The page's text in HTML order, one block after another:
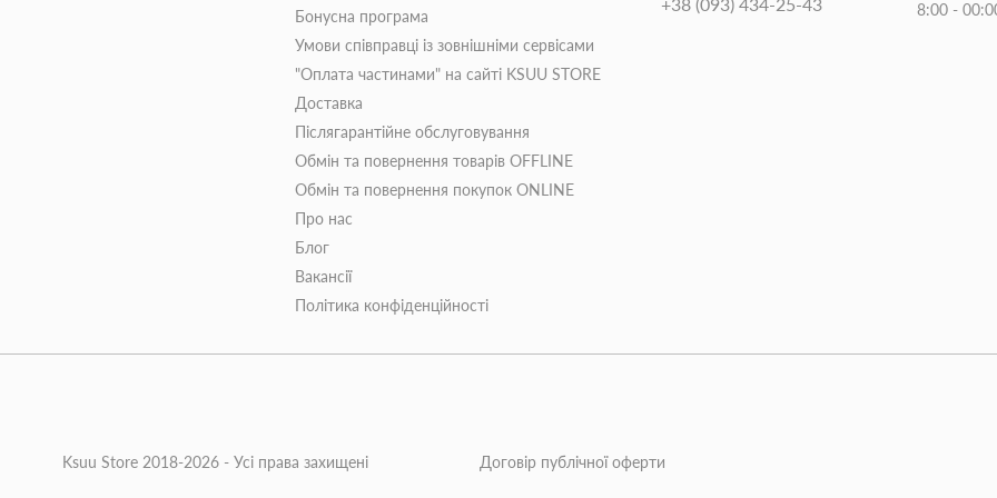
Бонусна програма
Умови співправці із зовнішніми сервісами
"Оплата частинами" на сайті KSUU STORE
Доставка
Післягарантійне обслуговування
Обмін та повернення товарів OFFLINE
Обмін та повернення покупок ONLINE
Про нас
Блог
Вакансії
Політика конфіденційності
+38 (093) 434-25-43 8:00 -
Ksuu Store 2018-2026 - Усі права захищені Договір публічної оферти